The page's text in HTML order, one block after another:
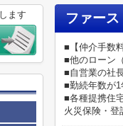
ファー
■【仲介手数
■他のローン
■自営業の社
■勤続年数が
■各種提携住
火災保険・登
ます